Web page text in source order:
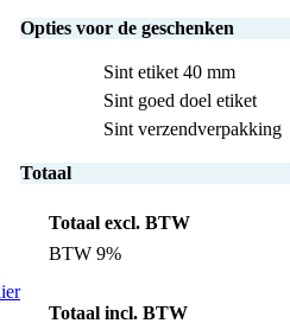
Opties voor de geschenken
Sint etiket 40 mm
Sint goed doel etiket
Sint verzendverpakking
Totaal
Totaal excl. BTW
BTW 9%
Totaal incl. BTW